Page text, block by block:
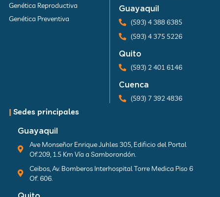
Genética Reproductiva
Genética Preventiva
Guayaquil
(593) 4 388 6385
(593) 4 375 5226
Quito
(593) 2 401 6146
Cuenca
(593) 7 392 4836
| Sedes principales
Guayaquil
Ave Monseñor Enrique Juhles 305, Edificio del Portal
Of.209, 1.5 Km Vía a Samborondón.
Ceibos, Av. Bomberos Interhospital Torre Medica Piso 6
Of. 606.